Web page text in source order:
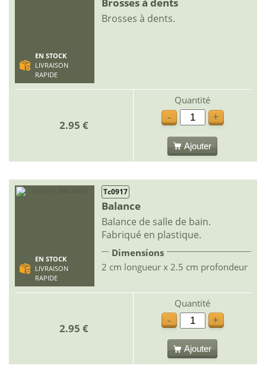
EN STOCK
LIVRAISON
RAPIDE
Brosses à dents.
2.95 €
Quantité
-
+
Ajouter
EN STOCK
LIVRAISON
RAPIDE
Tc0917
Balance
Balance de salle de bain.
Fabriqué en plastique.
Dimensions
2 cm longueur x 2.5 cm profondeur
2.95 €
Quantité
-
+
Ajouter